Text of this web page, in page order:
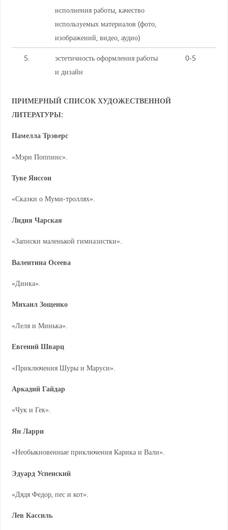
исполнения работы, качество
используемых материалов (фото,
изображений, видео, аудио)
5.
эстетичность оформления работы
и дизайн
0-5
ПРИМЕРНЫЙ СПИСОК ХУДОЖЕСТВЕННОЙ
ЛИТЕРАТУРЫ:
Памелла Трэверс
«Мэри Поппинс».
Туве Янссон
«Сказки о Муми-троллях».
Лидия Чарская
«Записки маленькой гимназистки».
Валентина Осеева
«Динка».
Михаил Зощенко
«Леля и Минька».
Евгений Шварц
«Приключения Шуры и Маруси».
Аркадий Гайдар
«Чук и Гек».
Ян Ларри
«Необыкновенные приключения Карика и Вали».
Эдуард Успенский
«Дядя Федор, пес и кот».
Лев Кассиль